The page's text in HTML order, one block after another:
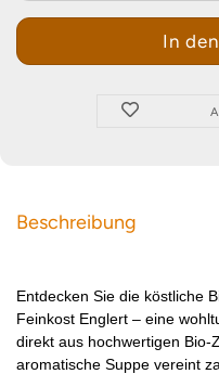
Beschreibung
Entdecken Sie die köstliche
Feinkost Englert – eine
direkt aus hochwertigen Bio-
aromatische Suppe vereint